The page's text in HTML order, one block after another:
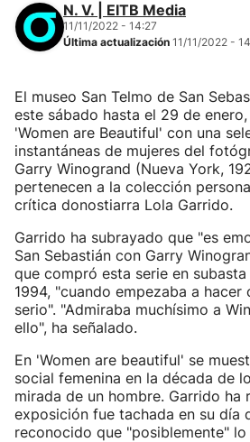
N. V. | EITB Media
11/11/2022 - 14:27
Última actualización 11/11/2022 -
El museo San Telmo de San
este sábado hasta el 29 de
'Women are Beautiful' con una
instantáneas de mujeres del
Garry Winogrand (Nueva York,
pertenecen a la colección
crítica donostiarra Lola Garrido.
Garrido ha subrayado que "es
San Sebastián con Garry
que compró esta serie en
1994, "cuando empezaba a
serio". "Admiraba muchísimo a
ello", ha señalado.
En 'Women are beautiful' se
social femenina en la década de
mirada de un hombre. Garrido ha
exposición fue tachada en su día
reconocido que "posiblemente" lo